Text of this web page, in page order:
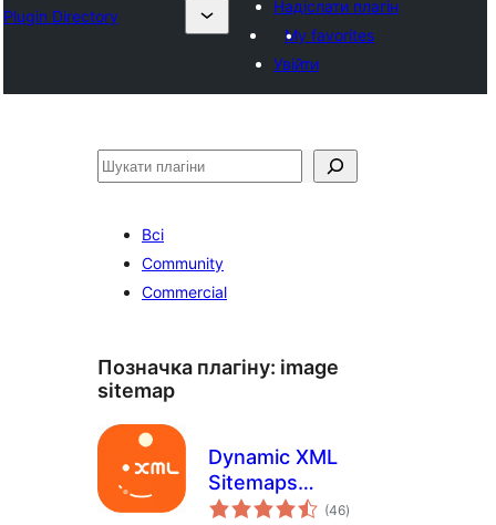
Plugin Directory
Надіслати плагін
My favorites
Увійти
Пошук
Всі
Community
Commercial
Позначка плагіну: image
sitemap
Dynamic XML
Sitemaps
Generator for
(46загальний
рейтинг
)